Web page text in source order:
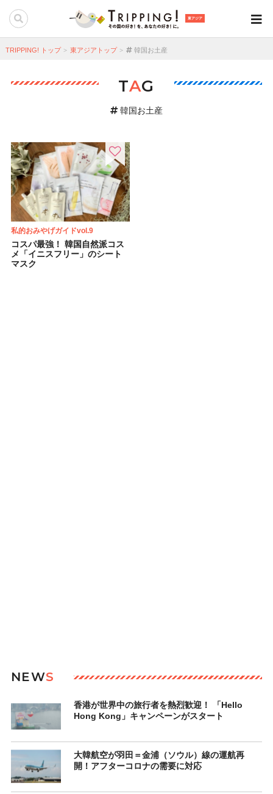
東アジア
TRIPPING! トップ 東アジアトップ 韓国お土産
TAG
韓国お土産
私的おみやげガイドvol.9
コスパ最強！ 韓国自然派コス
メ「イニスフリー」のシート
マスク
NEWS
香港が世界中の旅行者を熱烈歓迎！ 「Hello
Hong Kong」キャンペーンがスタート
大韓航空が羽田＝金浦（ソウル）線の運航再
開！アフターコロナの需要に対応